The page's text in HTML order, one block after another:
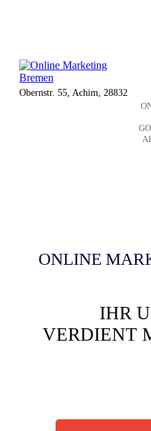
Obernstr. 55, Achim, 28832
ONLINE
IHR
VERDIENT